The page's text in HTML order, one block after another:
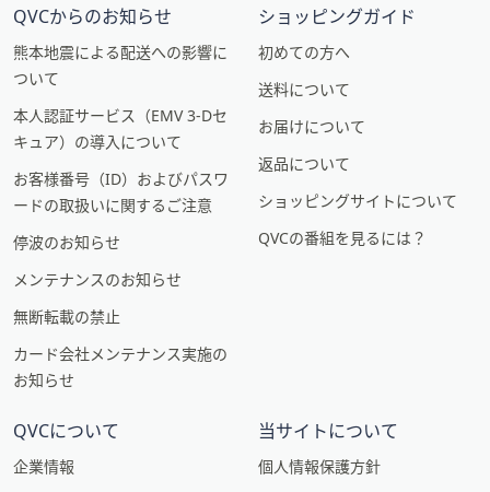
QVCからのお知らせ
熊本地震による配送への影響に
ついて
本人認証サービス（EMV 3-Dセ
キュア）の導入について
お客様番号（ID）およびパスワ
ードの取扱いに関するご注意
停波のお知らせ
メンテナンスのお知らせ
無断転載の禁止
カード会社メンテナンス実施の
お知らせ
ショッピングガイド
初めての方へ
送料について
お届けについて
返品について
ショッピングサイトについて
QVCの番組を見るには？
QVCについて
企業情報
当サイトについて
個人情報保護方針